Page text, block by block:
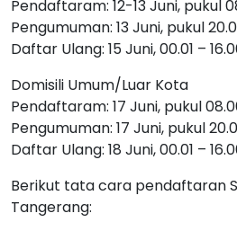
Pendaftaram: 12-13 Juni, pukul
Pengumuman: 13 Juni, pukul
Daftar Ulang: 15 Juni, 00.01 –
Domisili Umum/Luar Kota
Pendaftaram: 17 Juni, pukul
Pengumuman: 17 Juni, pukul
Daftar Ulang: 18 Juni, 00.01 –
Berikut tata cara pendaftaran
Tangerang: